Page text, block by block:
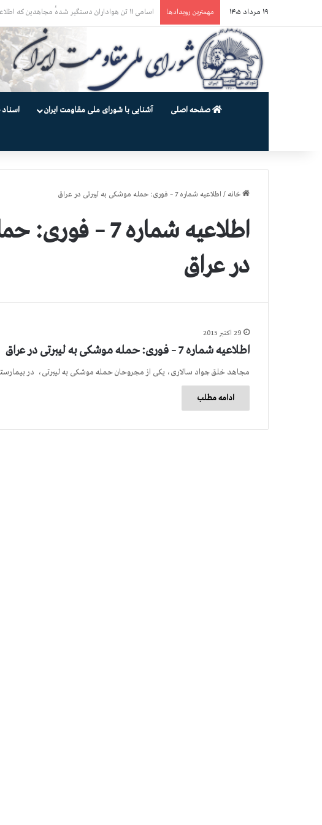
۱۹ مرداد ۱۴۰۵ مهمترین رویدادها حمله گارد زندان به سالنهای ۳ و ۴ بند ۷ اوین و اعمال فشار بر زندانیان سیاسی در شهرهای مختلف
صفحه اصلی آشنایی با شورای ملی مقاومت ایران اسناد
خانه / اطلاعیه شماره 7 – فوری: حمله موشكی به لیبرتی در عراق
اطلاعیه شماره 7
در عراق
29 اکتبر 2015
اطلاعیه شماره 7 – فوری: حمله موشكی به لیبرتی در عراق
مجاهد خلق جواد سالاری، یكی از مجروحان حمله موشكی به لیبرتی، در
ادامه مطلب